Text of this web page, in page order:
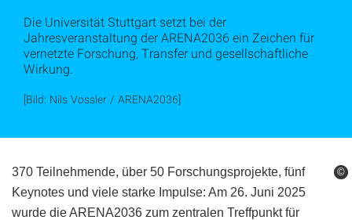
Die Universität Stuttgart setzt bei der
Jahresveranstaltung der ARENA2036 ein Zeichen für
vernetzte Forschung, Transfer und gesellschaftliche
Wirkung.
[Bild: Nils Vossler / ARENA2036]
370 Teilnehmende, über 50 Forschungsprojekte, fünf
Keynotes und viele starke Impulse: Am 26. Juni 2025
wurde die ARENA2036 zum zentralen Treffpunkt für
©
©